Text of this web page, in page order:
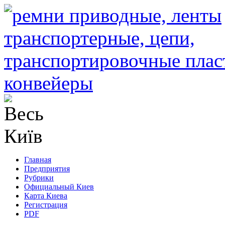
Главная
Предприятия
Рубрики
Официальный Киев
Карта Киева
Регистрация
PDF